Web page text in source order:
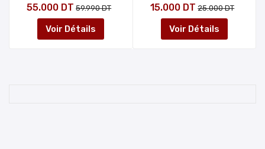
55.000 DT 59.990 DT
Voir Détails
15.000 DT 25.000 DT
Voir Détails